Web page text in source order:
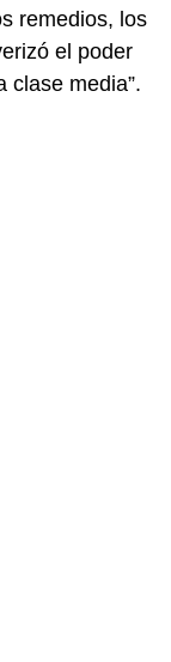
remedios, los
el poder
clase media”.